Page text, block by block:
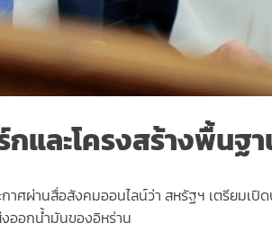
และโครงสร้างพื้นฐ
ศผ่านสื่อสังคมออนไลน์ว่า สหรัฐฯ เตรียมเปิ
ออกน้ำมันของอิหร่าน